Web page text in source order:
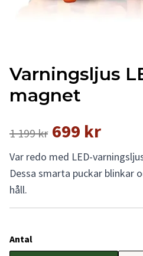
Varningsljus
magnet
1 199 kr 699 kr
Var redo med LED-
Dessa smarta puckar blinkar
håll.
Antal